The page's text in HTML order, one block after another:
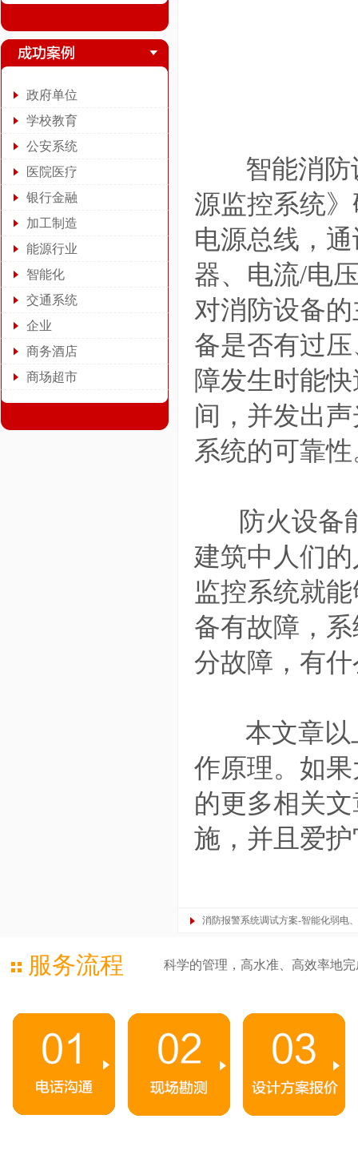
政府单位
学校教育
公安系统
医院医疗
银行金融
加工制造
能源行业
智能化
交通系统
企业
商务酒店
商场超市
智能消
源监控系统
电源总线，
器、电流/电
对消防设备
备是否有过
障发生时能
间，并发出
系统的可靠
防火设备能
建筑中人们
监控系统就
备有故障，
分故障，有
本文章以上
作原理。如
的更多相关
施，并且爱
消防报警系统调试方案-智能化弱电
服务流程 科学的管理，高水准、高效率地